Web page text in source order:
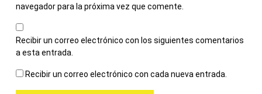
navegador para la próxima vez que comente.
Recibir un correo electrónico con los siguientes comentarios
a esta entrada.
Recibir un correo electrónico con cada nueva entrada.